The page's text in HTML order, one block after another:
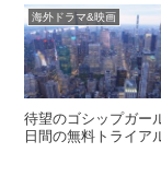
海外ドラマ&映画
待望のゴシップガー
日間の無料トライア